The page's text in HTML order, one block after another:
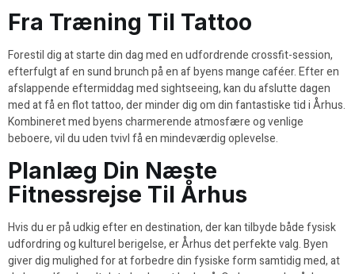
Fra Træning Til Tattoo
Forestil dig at starte din dag med en udfordrende crossfit-session,
efterfulgt af en sund brunch på en af byens mange caféer. Efter en
afslappende eftermiddag med sightseeing, kan du afslutte dagen
med at få en flot tattoo, der minder dig om din fantastiske tid i Århus.
Kombineret med byens charmerende atmosfære og venlige
beboere, vil du uden tvivl få en mindeværdig oplevelse.
Planlæg Din Næste
Fitnessrejse Til Århus
Hvis du er på udkig efter en destination, der kan tilbyde både fysisk
udfordring og kulturel berigelse, er Århus det perfekte valg. Byen
giver dig mulighed for at forbedre din fysiske form samtidig med, at